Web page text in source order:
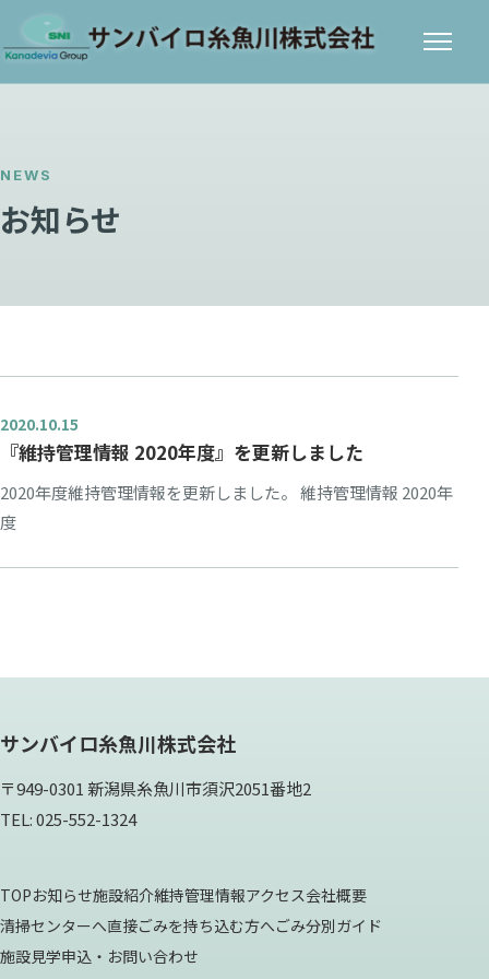
NEWS
お知らせ
2020.10.15
『維持管理情報 2020年度』を更新しました
2020年度維持管理情報を更新しました。 維持管理情報 2020年
度
サンバイロ糸魚川株式会社
〒949-0301 新潟県糸魚川市須沢2051番地2
TEL: 025-552-1324
TOPお知らせ施設紹介維持管理情報アクセス会社概要
清掃センターへ直接ごみを持ち込む方へごみ分別ガイド
施設見学申込・お問い合わせ